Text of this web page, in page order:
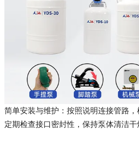
简单安装与维护：按照说明连接管路，
定期检查接口密封性，保持泵体清洁干